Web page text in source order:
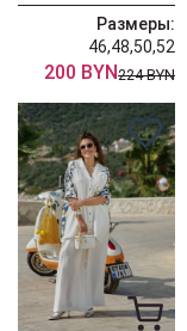
Размеры:
46,48,50,52
200 BYN224 BYN